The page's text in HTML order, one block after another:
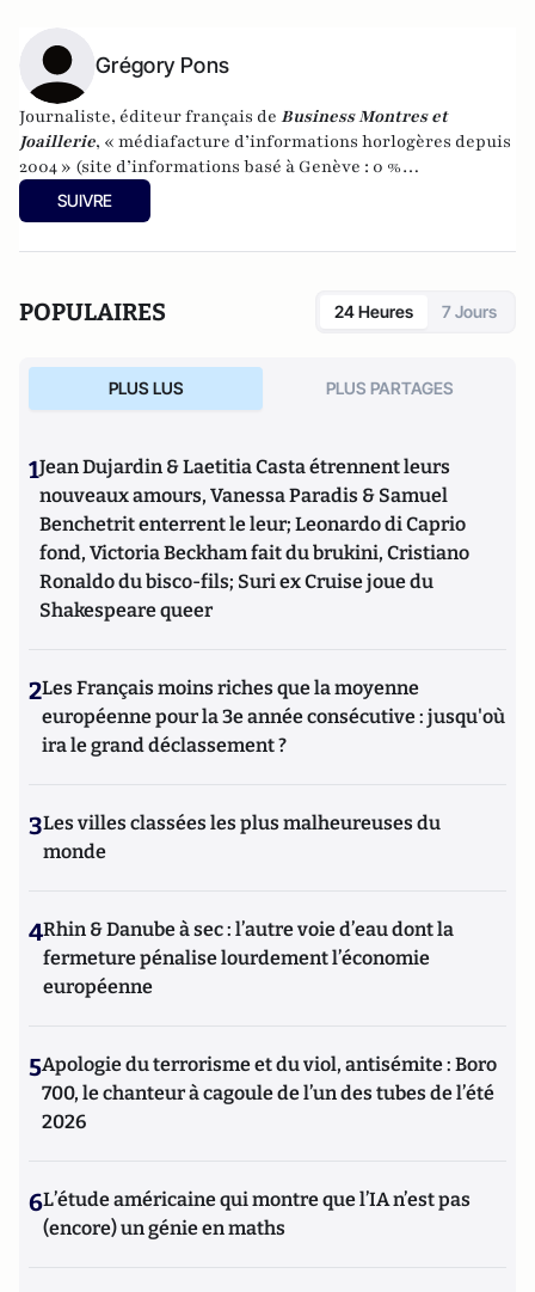
Grégory Pons
Journaliste, éditeur français de Business Montres et
Joaillerie, « médiafacture d’informations horlogères depuis
2004 » (site d’informations basé à Genève : 0 %
publicité-100 % liberté), spécialiste du marketing horloger
et de l’analyse des marchés de la montre.
SUIVRE
POPULAIRES 24 Heures 7 Jours
PLUS LUS PLUS PARTAGES
1Jean Dujardin & Laetitia Casta étrennent leurs
nouveaux amours, Vanessa Paradis & Samuel
Benchetrit enterrent le leur; Leonardo di Caprio
fond, Victoria Beckham fait du brukini, Cristiano
Ronaldo du bisco-fils; Suri ex Cruise joue du
Shakespeare queer
2Les Français moins riches que la moyenne
européenne pour la 3e année consécutive : jusqu'où
ira le grand déclassement ?
3Les villes classées les plus malheureuses du
monde
4Rhin & Danube à sec : l’autre voie d’eau dont la
fermeture pénalise lourdement l’économie
européenne
5Apologie du terrorisme et du viol, antisémite : Boro
700, le chanteur à cagoule de l’un des tubes de l’été
2026
6L’étude américaine qui montre que l’IA n’est pas
(encore) un génie en maths